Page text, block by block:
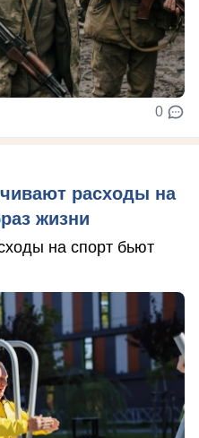
0
расходы на
жизни
на спорт бьют